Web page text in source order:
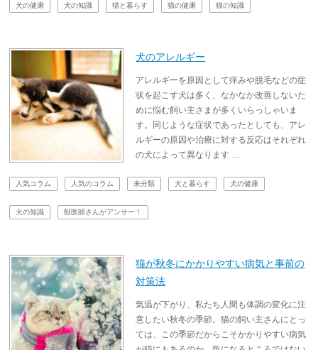
犬の健康 犬の知識 猫と暮らす 猫の健康 猫の知識
犬のアレルギー
アレルギーを原因として痒みや脱毛などの症
状を起こす犬は多く、なかなか改善しないた
めに悩む飼い主さまが多くいらっしゃいま
す。同じような症状であったとしても、アレ
ルギーの原因や治療に対する反応はそれぞれ
の犬によって異なります …
人気コラム 人気のコラム 未分類 犬と暮らす 犬の健康
犬の知識 獣医師さんがアンサー！
猫が秋冬にかかりやすい病気と事前の
対策法
気温が下がり、私たち人間も体調の変化に注
意したい秋冬の季節。猫の飼い主さんにとっ
ては、この季節だからこそかかりやすい病気